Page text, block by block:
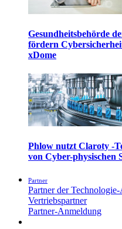
Gesundheitsbehörde
fördern
xDome
Phlow nutzt Claroty -
von Cyber-physischen
Partner
Partner der
Vertriebspartner
Partner-Anmeldung